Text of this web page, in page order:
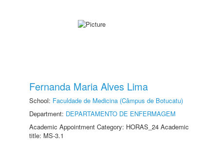
Fernanda Maria Alves Lima
School: Faculdade de Medicina (Câmpus de Botucatu)
Department: DEPARTAMENTO DE ENFERMAGEM
Academic Appointment Category: HORAS_24 Academic
title: MS-3.1